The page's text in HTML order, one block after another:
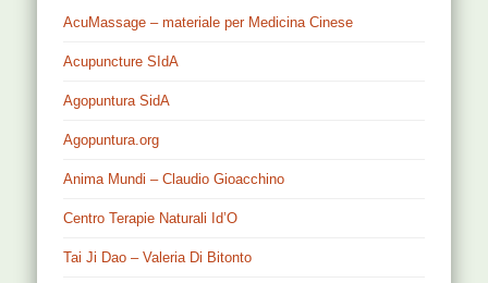
AcuMassage – materiale per Medicina Cinese
Acupuncture SIdA
Agopuntura SidA
Agopuntura.org
Anima Mundi – Claudio Gioacchino
Centro Terapie Naturali Id’O
Tai Ji Dao – Valeria Di Bitonto